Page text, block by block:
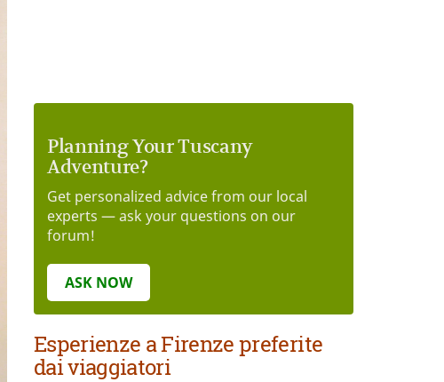
Planning Your Tuscany
Adventure?
Get personalized advice from our local
experts — ask your questions on our
forum!
ASK NOW
Esperienze a Firenze preferite
dai viaggiatori